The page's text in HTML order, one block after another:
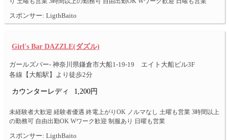
スポンサー: LigthBaito
Girl's Bar DAZZLE(ダズル)
ガールズバー- 神奈川県鎌倉市大船1-19-19 エイト大船ビル3F
各線【大船駅】より徒歩2分
カウンターレディ 1,200円
未経験者大歓迎 経験者優遇 終電上がりOK ノルマなし 土曜も営業 3時間以上
の勤務可 自由出勤OK Wワーク歓迎 制服あり 日曜も営業
スポンサー: LigthBaito